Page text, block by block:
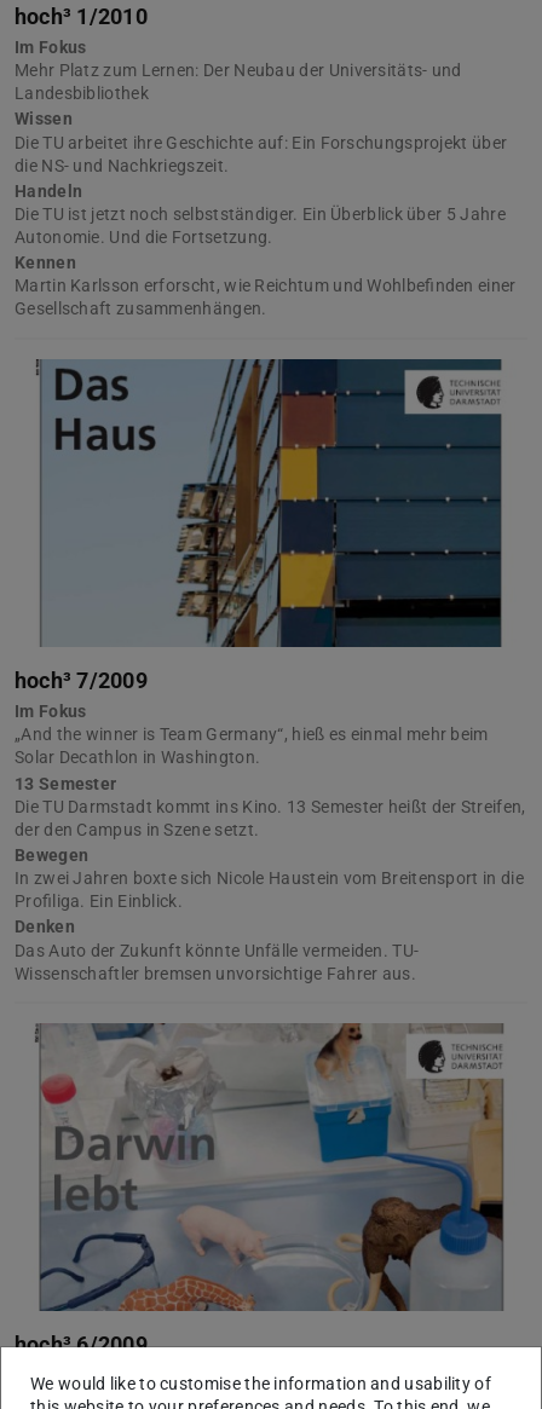
hoch³ 1/2010
Im Fokus
Mehr Platz zum Lernen: Der Neubau der Universitäts- und
Landesbibliothek
Wissen
Die TU arbeitet ihre Geschichte auf: Ein Forschungsprojekt über
die NS- und Nachkriegszeit.
Handeln
Die TU ist jetzt noch selbstständiger. Ein Überblick über 5 Jahre
Autonomie. Und die Fortsetzung.
Kennen
Martin Karlsson erforscht, wie Reichtum und Wohlbefinden einer
Gesellschaft zusammenhängen.
hoch³ 7/2009
Im Fokus
„And the winner is Team Germany“, hieß es einmal mehr beim
Solar Decathlon in Washington.
13 Semester
Die TU Darmstadt kommt ins Kino. 13 Semester heißt der Streifen,
der den Campus in Szene setzt.
Bewegen
In zwei Jahren boxte sich Nicole Haustein vom Breitensport in die
Profiliga. Ein Einblick.
Denken
Das Auto der Zukunft könnte Unfälle vermeiden. TU-
Wissenschaftler bremsen unvorsichtige Fahrer aus.
hoch³ 6/2009
Im Fokus
Auch mit 200 Jahren noch lebendig: Was Darwins Ideen der
We would like to customise the information and usability of